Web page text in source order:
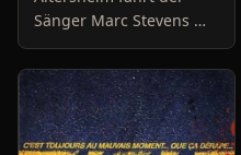
Sänger Marc Stevens mit
seinem Wagen in
Richtung Heimat. In
einem abgelegenen
Waldstück streikt dann
allerdings